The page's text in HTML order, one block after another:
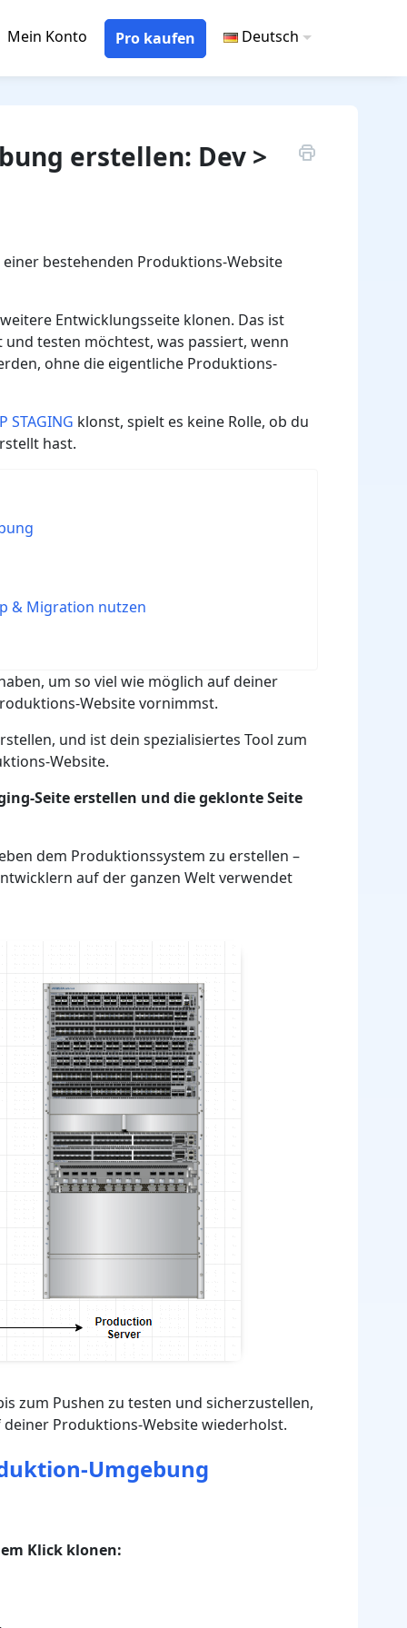
Mein Konto Pro kaufen Deutsch
erstellen: Dev >
einer bestehenden Produktions-Website
Entwicklungsseite klonen. Das ist
testen möchtest, was passiert, wenn
ohne die eigentliche Produktions-
STAGING klonst, spielt es keine Rolle, ob du
hast.
& Migration nutzen
um so viel wie möglich auf deiner
Website vornimmst.
und ist dein spezialisiertes Tool zum
Website.
Seite erstellen und die geklonte Seite
dem Produktionssystem zu erstellen –
auf der ganzen Welt verwendet
zum Pushen zu testen und sicherzustellen,
Produktions-Website wiederholst.
Umgebung
Klick klonen: